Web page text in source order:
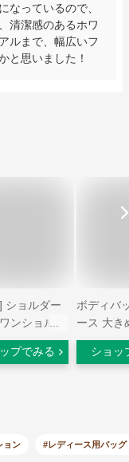
なっているので、
清潔感のあるホワ
ルまで、幅広いフ
と思いました！
ショルダー
ンショルダ
バッグ 大
ンド メン
でかけ プ
プでみる
ボディバ
ース 大き
め a4 撥
ランデ
ショッ
ョン #レディース用バッグ